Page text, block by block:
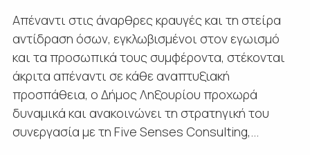
Απέναντι στις άναρθρες κραυγές και τη στείρα
αντίδραση όσων, εγκλωβισμένοι στον εγωισμό
και τα προσωπικά τους συμφέροντα, στέκονται
άκριτα απέναντι σε κάθε αναπτυξιακή
προσπάθεια, ο Δήμος Ληξουρίου προχωρά
δυναμικά και ανακοινώνει τη στρατηγική του
συνεργασία με τη Five Senses Consulting,...